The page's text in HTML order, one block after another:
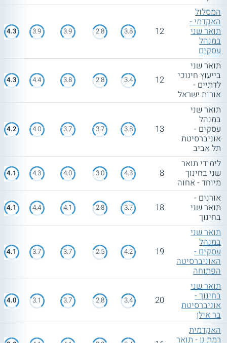
המסלול
האקדמי -
תואר שני
במנהל
עסקים
12
3.8
2.8
3.9
3.9
4.3
תואר שני
בייעוץ חינוכי
לדתיים -
אורות ישראל
12
3.4
2.8
3.8
4.4
4.3
תואר שני
במנהל
עסקים -
אוניברסיטת
תל אביב
13
3.8
3.7
3.7
4.0
4.2
לימודי תואר
שני בחינוך
מיוחד - אחוה
8
4.3
3.0
4.0
4.3
4.1
אורנים -
תואר שני
בחינוך
18
3.7
2.8
4.1
4.4
4.1
תואר שני
במנהל
עסקים -
האוניברסיטה
הפתוחה
19
4.2
2.5
3.7
3.7
4.1
תואר שני
בחינוך -
אוניברסיטת
בר אילן
20
3.4
2.8
3.7
3.1
4.0
האקדמית
רמת גן - תואר